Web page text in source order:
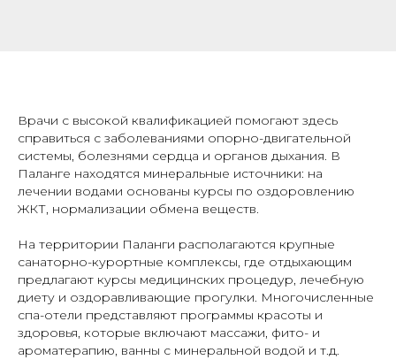
Врачи с высокой квалификацией помогают здесь
справиться с заболеваниями опорно-двигательной
системы, болезнями сердца и органов дыхания. В
Паланге находятся минеральные источники: на
лечении водами основаны курсы по оздоровлению
ЖКТ, нормализации обмена веществ.
На территории Паланги располагаются крупные
санаторно-курортные комплексы, где отдыхающим
предлагают курсы медицинских процедур, лечебную
диету и оздоравливающие прогулки. Многочисленные
спа-отели представляют программы красоты и
здоровья, которые включают массажи, фито- и
ароматерапию, ванны с минеральной водой и т.д.